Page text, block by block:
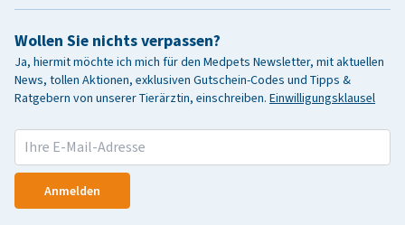
Wollen Sie nichts verpassen?
Ja, hiermit möchte ich mich für den Medpets Newsletter, mit aktuellen
News, tollen Aktionen, exklusiven Gutschein-Codes und Tipps &
Ratgebern von unserer Tierärztin, einschreiben. Einwilligungsklausel
Anmelden